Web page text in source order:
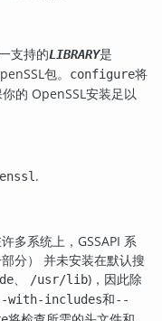
支持的LIBRARY是
包。 configure将
的 OpenSSL安装足以
.
多系统上，GSSAPI 系
分） 并未安装在默认搜
/usr/lib)，因此除
with-includes和--